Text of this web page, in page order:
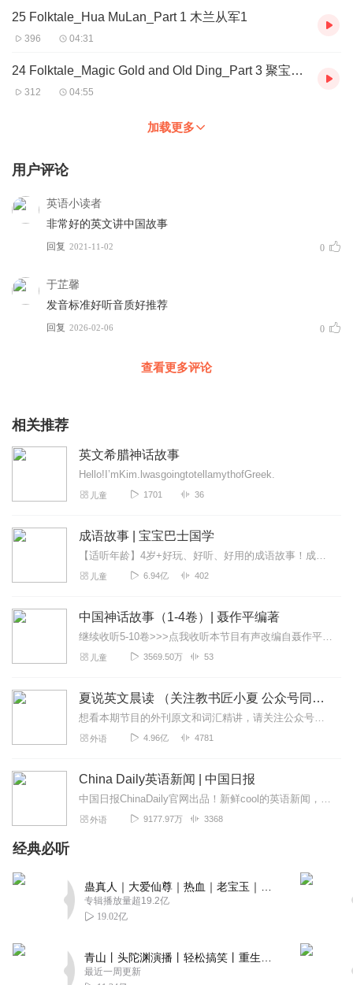
25 Folktale_Hua MuLan_Part 1 木兰从军1
396 04:31
24 Folktale_Magic Gold and Old Ding_Part 3 聚宝盆3
312 04:55
加载更多
用户评论
英语小读者
非常好的英文讲中国故事
回复 2021-11-02 0
于芷馨
发音标准好听音质好推荐
回复 2026-02-06 0
查看更多评论
相关推荐
英文希腊神话故事
Hello!I’mKim.lwasgoingtotellamythofGreek.
儿童 1701 36
成语故事 | 宝宝巴士国学
【适听年龄】4岁+好玩、好听、好用的成语故事！成语是中国传统文化的一大特色，是汉语言中的精髓。记住并能灵活运用成语是孩子们的必修课，不仅对语文知识积累有用，对他...
儿童 6.94亿 402
中国神话故事（1-4卷）| 聂作平编著
继续收听5-10卷>>>点我收听本节目有声改编自聂作平《中国神话故事》系列▲春风文艺出版社X著名作家聂作平联袂打造，畅销超百万册▲囊括统编教材“快乐读书...
儿童 3569.50万 53
夏说英文晨读 （关注教书匠小夏 公众号同步更新）
想看本期节目的外刊原文和词汇精讲，请关注公众号【教书匠小夏】了解更多详情，可关注【友邻优课】公众号夏鹏老师，中国最大的微信端英语学习品牌“友邻优课”创始人，其首...
外语 4.96亿 4781
China Daily英语新闻 | 中国日报
中国日报ChinaDaily官网出品！新鲜cool的英语新闻，超级native的英文播报，附双语文稿。每周一到周五早7:00准时更新，关注+订阅+10字评论！...
外语 9177.97万 3368
经典必听
专辑播放量超19.2亿
19.02亿
最近一周更新